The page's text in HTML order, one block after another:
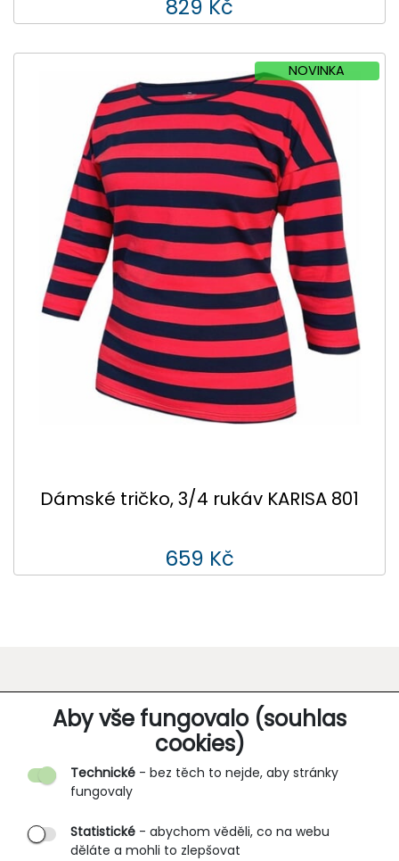
Aby vše fungovalo (souhlas
cookies)
Technické - bez těch to nejde, aby stránky
fungovaly
Statistické - abychom věděli, co na webu
děláte a mohli to zlepšovat
829 Kč
NOVINKA
Dámské tričko, 3/4 rukáv KARISA 801
659 Kč
O SPOLEČNOSTI
O nás
Partnerské prodejny
B2B vstup